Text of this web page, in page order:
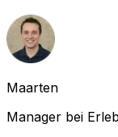
Maarten
Manager bei